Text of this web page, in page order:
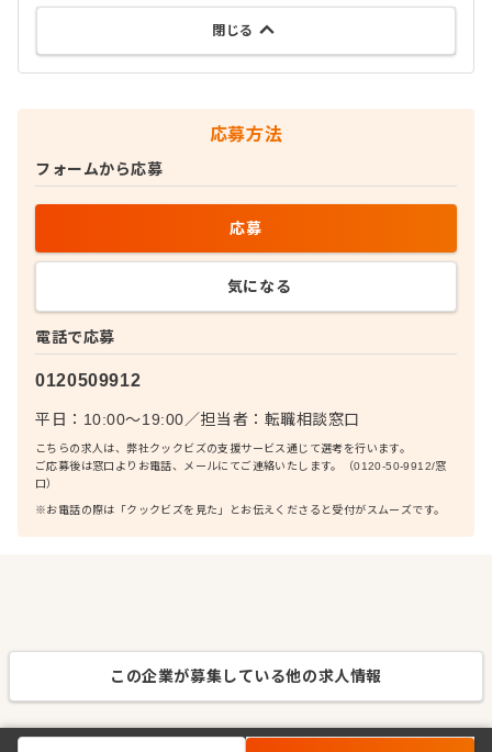
閉じる
応募方法
電話で応募
0120509912
平日：10:00〜19:00／担当者： 転職相談窓口
こちらの求人は、弊社クックビズの支援サービス通じて選考を行います。
ご応募後は窓口よりお電話、メールにてご連絡いたします。（0120-50-9912/窓
口）
※お電話の際は「クックビズを見た」とお伝えくださると受付がスムーズです。
フォームから応募
応募
気になる
この企業が募集している他の求人情報